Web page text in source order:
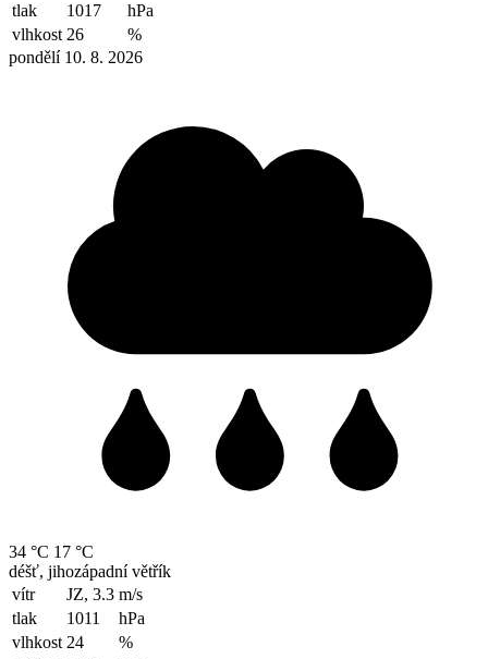
tlak
1017
hPa
vlhkost 26
%
pondělí 10. 8. 2026
34 °C 17 °C
déšť, jihozápadní větřík
vítr
JZ, 3.3 m/s
tlak
1011
hPa
vlhkost 24
%